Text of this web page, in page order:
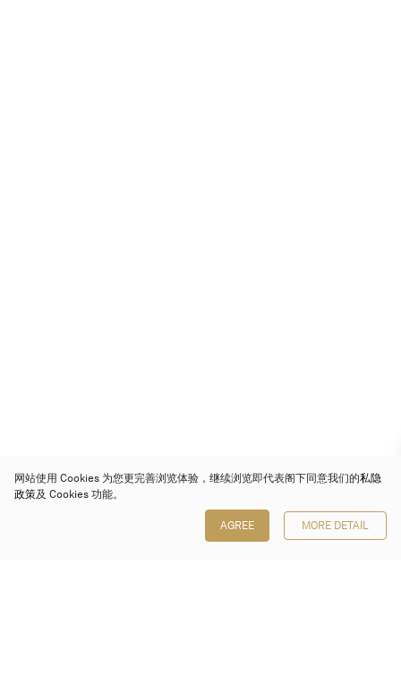
网站使用 Cookies 为您更完善浏览体验，继续浏览即代表阁下同意我们的私隐
政策及 Cookies 功能。
AGREE MORE DETAIL